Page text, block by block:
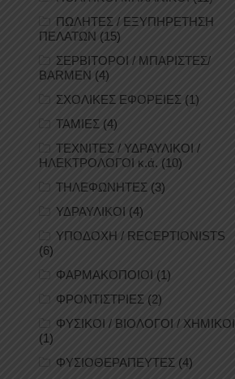
ΠΩΛΗΤΕΣ / ΕΞΥΠΗΡΕΤΗΣΗ
ΠΕΛΑΤΩΝ (15)
ΣΕΡΒΙΤΟΡΟΙ / ΜΠΑΡΙΣΤΕΣ/
BARMEN (4)
ΣΧΟΛΙΚΕΣ ΕΦΟΡΕΙΕΣ (1)
ΤΑΜΙΕΣ (4)
ΤΕΧΝΙΤΕΣ / ΥΔΡΑΥΛΙΚΟΙ /
ΗΛΕΚΤΡΟΛΟΓΟΙ κ.ά. (10)
ΤΗΛΕΦΩΝΗΤΕΣ (3)
ΥΔΡΑΥΛΙΚΟΙ (4)
ΥΠΟΔΟΧΗ / RECEPTIONISTS
(6)
ΦΑΡΜΑΚΟΠΟΙΟΙ (1)
ΦΡΟΝΤΙΣΤΡΙΕΣ (2)
ΦΥΣΙΚΟΙ / ΒΙΟΛΟΓΟΙ / ΧΗΜΙΚΟΙ
(1)
ΦΥΣΙΟΘΕΡΑΠΕΥΤΕΣ (4)